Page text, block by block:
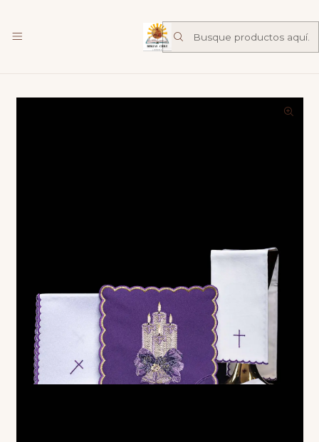
Catalogo
Liturgicos
Servicio Corporal de altar bordado para Adviento